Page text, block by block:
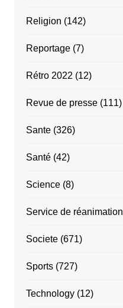
Religion (142)
Reportage(7)
Rétro 2022 (12)
Revue de presse(111)
Sante(326)
Santé(42)
Science(8)
Service de réanimation
Societe(671)
Sports(727)
Technology(12)